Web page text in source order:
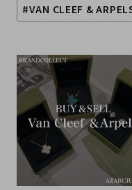
#VAN CLEEF &